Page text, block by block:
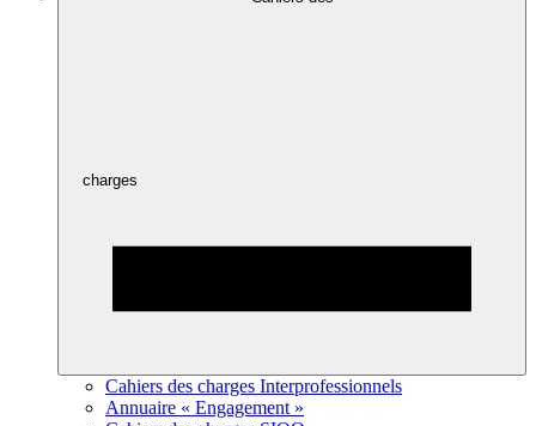
charges
Cahiers des charges Interprofessionnels
Annuaire « Engagement »